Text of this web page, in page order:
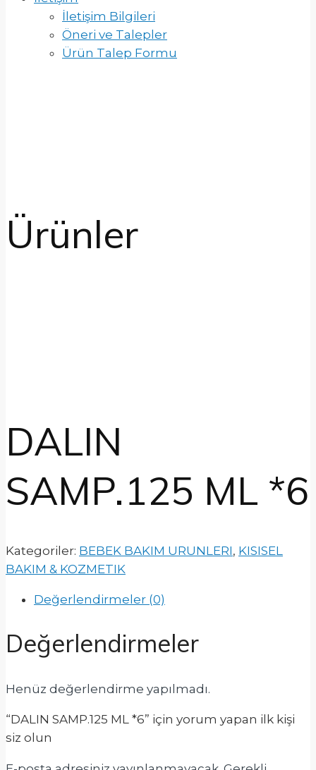
İletişim Bilgileri
Öneri ve Talepler
Ürün Talep Formu
Ürünler
DALIN
SAMP.125 ML *6
Kategoriler: BEBEK BAKIM URUNLERI, KISISEL
BAKIM & KOZMETIK
Değerlendirmeler (0)
Değerlendirmeler
Henüz değerlendirme yapılmadı.
“DALIN SAMP.125 ML *6” için yorum yapan ilk kişi
siz olun